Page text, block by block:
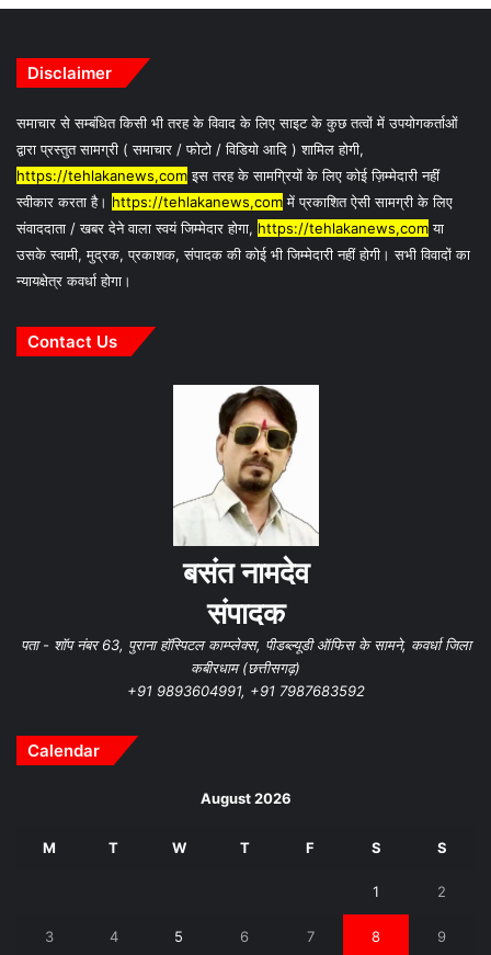
Disclaimer
समाचार से सम्बंधित किसी भी तरह के विवाद के लिए साइट के कुछ तत्वों में उपयोगकर्ताओं
द्वारा प्रस्तुत सामग्री ( समाचार / फोटो / विडियो आदि ) शामिल होगी,
https://tehlakanews,comइस तरह के सामग्रियों के लिए कोई ज़िम्मेदारी नहीं
स्वीकार करता है। https://tehlakanews,comमें प्रकाशित ऐसी सामग्री के लिए
संवाददाता / खबर देने वाला स्वयं जिम्मेदार होगा, https://tehlakanews,comया
उसके स्वामी, मुद्रक, प्रकाशक, संपादक की कोई भी जिम्मेदारी नहीं होगी। सभी विवादों का
न्यायक्षेत्र कवर्धा होगा।
Contact Us
बसंत नामदेव
संपादक
पता - शॉप नंबर 63, पुराना हॉस्पिटल काम्प्लेक्स, पीडब्ल्यूडी ऑफिस के सामने, कवर्धा जिला
कबीरधाम (छत्तीसगढ़)
+91 9893604991, +91 7987683592
Calendar
August 2026
M T W T F S S
1 2
3 4 5 6 7 8 9